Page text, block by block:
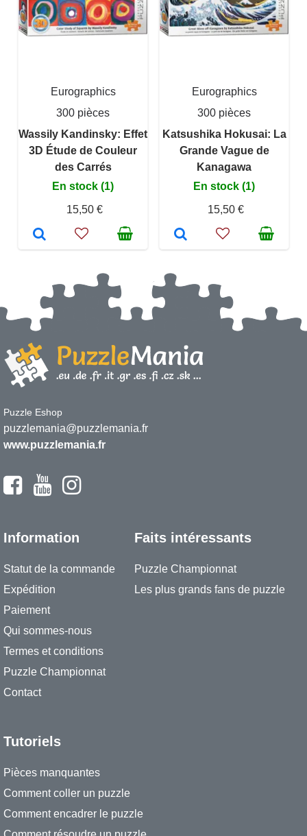
Eurographics
300 pièces
Wassily Kandinsky: Effet
3D Étude de Couleur
des Carrés
En stock (1)
15,50 €
Eurographics
300 pièces
Katsushika Hokusai: La
Grande Vague de
Kanagawa
En stock (1)
15,50 €
Puzzle Eshop
puzzlemania@puzzlemania.fr
www.puzzlemania.fr
Information
Statut de la commande
Expédition
Paiement
Qui sommes-nous
Termes et conditions
Puzzle Championnat
Contact
Faits intéressants
Puzzle Championnat
Les plus grands fans de puzzle
Tutoriels
Pièces manquantes
Comment coller un puzzle
Comment encadrer le puzzle